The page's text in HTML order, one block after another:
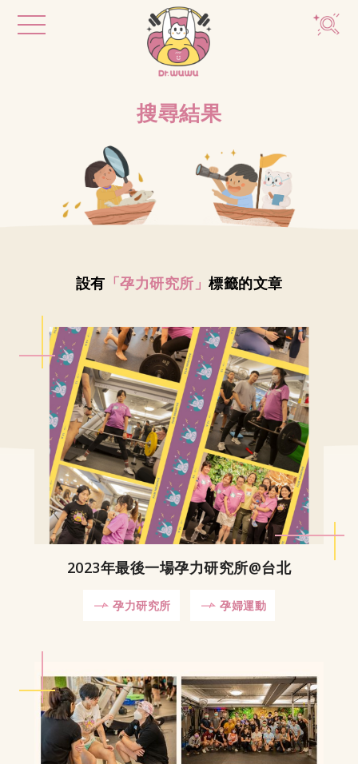
搜尋結果
設有 「孕力研究所」 標籤的文章
2023年最後一場孕力研究所@台北
孕力研究所 孕婦運動